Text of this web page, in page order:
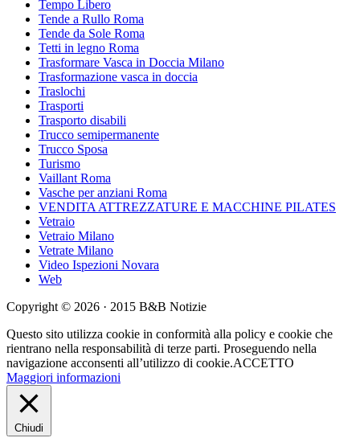
Tempo Libero
Tende a Rullo Roma
Tende da Sole Roma
Tetti in legno Roma
Trasformare Vasca in Doccia Milano
Trasformazione vasca in doccia
Traslochi
Trasporti
Trasporto disabili
Trucco semipermanente
Trucco Sposa
Turismo
Vaillant Roma
Vasche per anziani Roma
VENDITA ATTREZZATURE E MACCHINE PILATES
Vetraio
Vetraio Milano
Vetrate Milano
Video Ispezioni Novara
Web
Copyright © 2026 · 2015 B&B Notizie
Questo sito utilizza cookie in conformità alla policy e cookie che
rientrano nella responsabilità di terze parti. Proseguendo nella
navigazione acconsenti all’utilizzo di cookie.ACCETTO
Maggiori informazioni
Chiudi